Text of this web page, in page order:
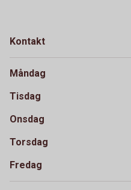
Kontakt
Måndag
Tisdag
Onsdag
Torsdag
Fredag